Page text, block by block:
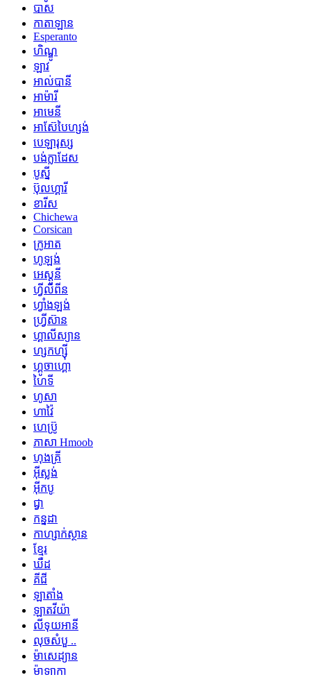
បាស
កាតាឡាន
Esperanto
ហិណ្ឌូ
ឡាវ
អាល់បានី
អាម៉ារី
អាមេនី
អាស៊ែបៃហ្សង់
បេឡារុស្ស
បង់ក្លាដែស
បូស្នី
ប៊ុលហ្គារី
ខារីស
Chichewa
Corsican
ក្រូអាត
ហូឡង់
អេស្តូនី
ហ្វីលីពីន
ហ្វាំងឡង់
ហ្វ្រីស៊ាន
ហ្គាលីស្យាន
ហ្សកហ្ស៊ី
ហ្គូចាហ្គោ
ហៃទី
ហូសា
ហាវ៉ៃ
ហេប្រ៊ូ
ភាសា Hmoob
ហុងគ្រី
អ៊ីស្លង់
អ៊ីកបូ
ជ្វា
កន្នដា
កាហ្សាក់ស្ថាន
ខ្មែរ
ឃឺដ
គីជី
ឡាតាំង
ឡាតវីយ៉ា
លីទុយអានី
លុចសំបួ ..
ម៉ាសេដ្យាន
ម៉ាឡាកា